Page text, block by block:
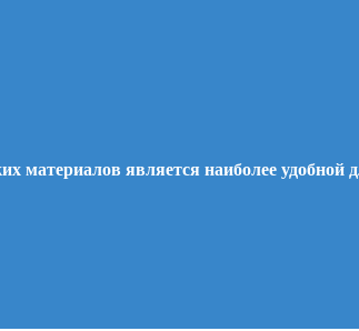
материалов является наиболее удобной